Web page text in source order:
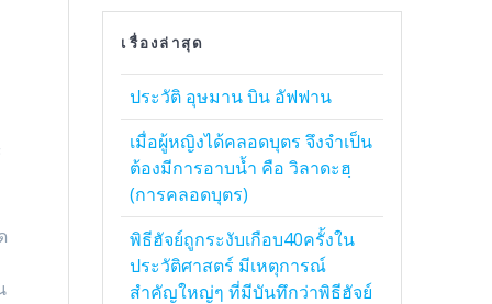
เรื่องล่าสุด
ประวัติ อุษมาน บิน อัฟฟาน
เมื่อผู้หญิงได้คลอดบุตร จึงจำเป็น
ต้องมีการอาบน้ำ คือ วิลาดะฮฺ
(การคลอดบุตร)
พิธีฮัจย์ถูกระงับเกือบ40ครั้งใน
ประวัติศาสตร์ มีเหตุการณ์
สำคัญใหญ่ๆ ที่มีบันทึกว่าพิธีฮัจย์